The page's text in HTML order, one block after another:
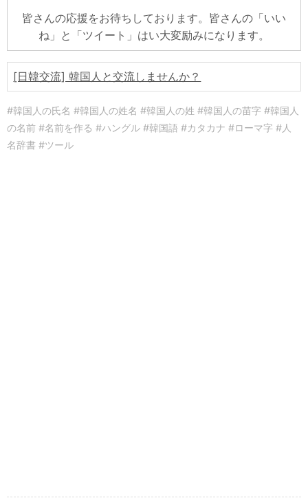
皆さんの応援をお待ちしております。皆さんの「いい
ね」と「ツイート」はい大変励みになります。
[日韓交流] 韓国人と交流しませんか？
#韓国人の氏名 #韓国人の姓名 #韓国人の姓 #韓国人の苗字 #韓国人
の名前 #名前を作る #ハングル #韓国語 #カタカナ #ローマ字 #人
名辞書 #ツール